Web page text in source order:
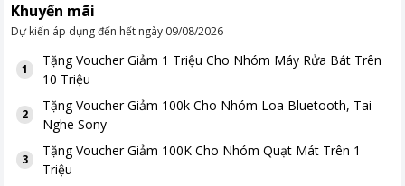
Khuyến mãi
Dự kiến áp dụng đến hết ngày 09/08/2026
1
TặngVoucher Giảm 1 Triệu Cho Nhóm Máy Rửa Bát Trên
10 Triệu
2
TặngVoucher Giảm 100k Cho Nhóm Loa Bluetooth, Tai
Nghe Sony
3
TặngVoucher Giảm 100K Cho Nhóm Quạt Mát Trên 1
Triệu